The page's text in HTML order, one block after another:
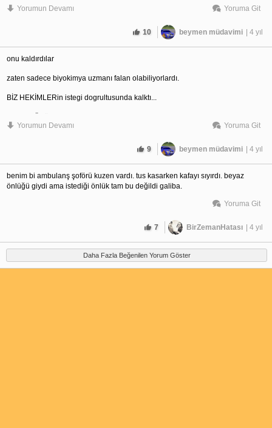
bilimler phd falan yazmissin. senin ailende kac tane phd var ki bana ders
ve evet hekimiz ve hastanede UZMAN DOKTOR olarak sadece HEKİM
bulunmasini istiyoruz. eğer UZMAN DOKTOR olmak istiyosan PAŞA PAŞA
ugrasicaksın.
değmez bu kadar cevap sana yeter. (DOKTORDAN)
Yorumun Devamı Yoruma Git
10 beymen müdavimi | 4 yıl
onu kaldırdılar
zaten sadece biyokimya uzmanı falan olabiliyorlardı.
BİZ HEKİMLERin istegi dogrultusunda kalktı...
Yorumun Devamı Yoruma Git
9 beymen müdavimi | 4 yıl
benim bi ambulanş şoförü kuzen vardı. tus kasarken kafayı sıyırdı. beyaz
önlüğü giydi ama istediği önlük tam bu değildi galiba.
Yoruma Git
7 BirZemanHatası | 4 yıl
Daha Fazla Beğenilen Yorum Göster